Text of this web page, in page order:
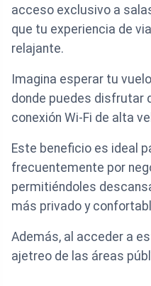
acceso exclusivo a
que tu experiencia de
relajante.
Imagina esperar tu
donde puedes disfrutar
conexión Wi-Fi de alta
Este beneficio es ideal
frecuentemente por
permitiéndoles
más privado y
Además, al acceder a
ajetreo de las áreas